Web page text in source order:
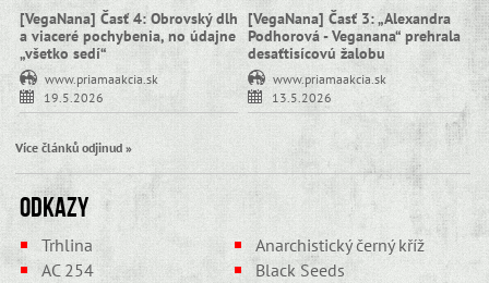
[VegaNana] Časť 4: Obrovský dlh
a viaceré pochybenia, no údajne
„všetko sedí“
www.priamaakcia.sk
19.5.2026
[VegaNana] Časť 3: „Alexandra
Podhorová - Veganana“ prehrala
desaťtisícovú žalobu
www.priamaakcia.sk
13.5.2026
Více článků odjinud »
Odkazy
Trhlina
Anarchistický černý kříž
AC 254
Black Seeds